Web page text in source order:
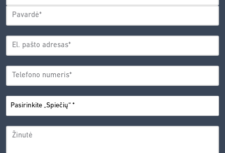
Vardas
EL.
ADRESAS*
TELEFONO
NUMERIS*
PASIRINKITE
„SPIEČIŲ“*
ŽINUTĖ